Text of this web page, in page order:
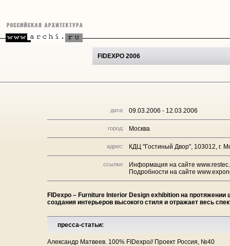
FIDEXPO 2006
дата: 09.03.2006 - 12.03.2006
город: Москва
адрес: КДЦ "Гостиный Двор", 103012, г.
ссылки:
Информация на сайте
Подробности на сайте
FIDexpo – Furniture Interior Design exhibition на
создания интерьеров высокого стиля и отражает весь
пресса-статьи:
Александр Матвеев. 100% FIDexpo// Проект Россия, №40